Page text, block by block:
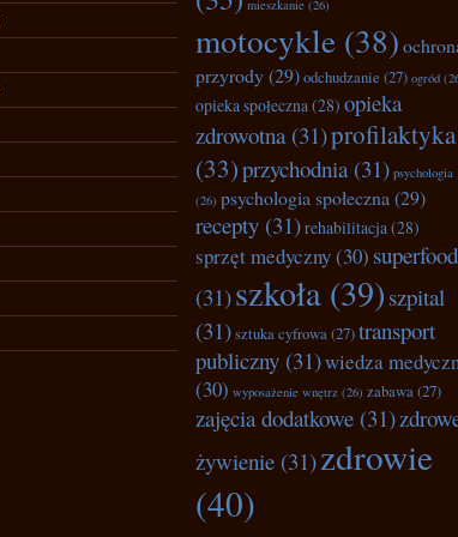
mieszkanie (26)
motocykle (38)
przyrody(29)odchudzanie (27) ogród
opieka społeczna(28) opieka
zdrowotna(31)profilaktyka
(33)przychodnia(31) psychologia
(26) psychologia społeczna (29)
recepty (31)rehabilitacja(28)
sprzęt medyczny(30)
(31)szkoła (39) szpital
(31)sztuka cyfrowa(27)transport
publiczny (31)wiedza
(30) wyposażenie wnętrz (26) zabawa(27)
zajęcia dodatkowe (31)
żywienie (31)zdrowie
(40)